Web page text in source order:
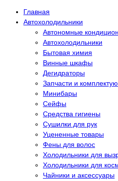
Главная
Автохолодильники
Автономные
Автохолодильники
Бытовая химия
Винные шкафы
Дегидраторы
Запчасти и
Минибары
Сейфы
Средства гигиены
Сушилки для рук
Уцененные товары
Фены для волос
Холодильники для
Холодильники для
Чайники и аксессуары